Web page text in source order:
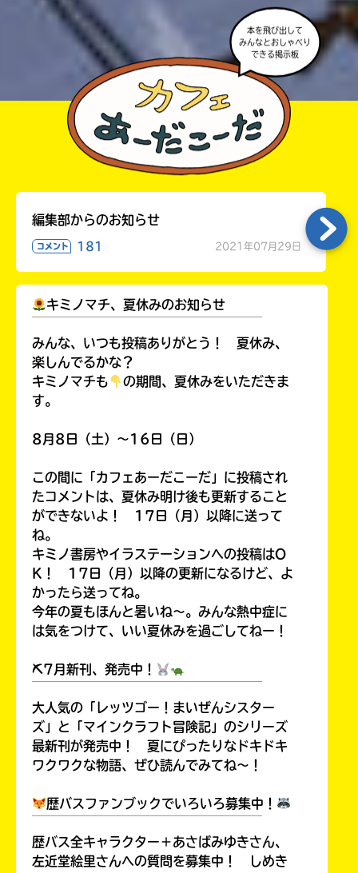
本を飛び出して
みんなとおしゃべり
できる掲示板
編集部からのお知らせ
コメント 181 2021年07月29日
キミノマチ、夏休みのお知らせ
みんな、いつも投稿ありがとう！ 夏休み、
楽しんでるかな？
キミノマチも
の期間、夏休みをいただきま
す。
8月8日（土）～16日（日）
この間に「カフェあーだこーだ」に投稿され
たコメントは、夏休み明け後も更新すること
ができないよ！ 17日（月）以降に送って
ね。
キミノ書房やイラステーションへの投稿はO
K！ 17日（月）以降の更新になるけど、よ
かったら送ってね。
今年の夏もほんと暑いね～。みんな熱中症に
は気をつけて、いい夏休みを過ごしてねー！
⛏7月新刊、発売中！
大人気の「レッツゴー！まいぜんシスター
ズ」と「マインクラフト冒険記」のシリーズ
最新刊が発売中！ 夏にぴったりなドキドキ
ワクワクな物語、ぜひ読んでみてね～！
歴バスファンブックでいろいろ募集中！
歴バス全キャラクター＋あさばみゆきさん、
左近堂絵里さんへの質問を募集中！ しめき